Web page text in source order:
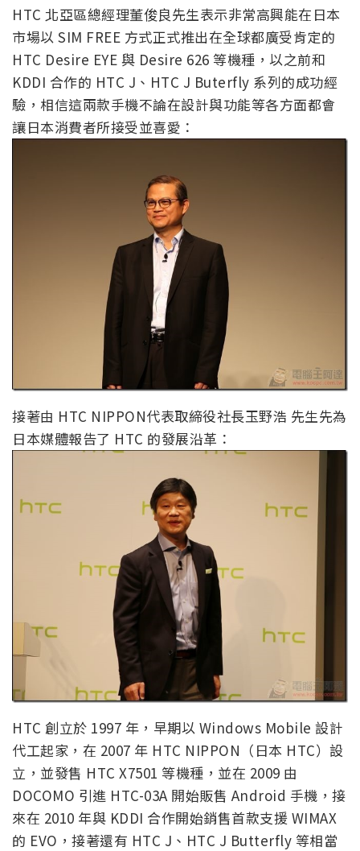
HTC 北亞區總經理董俊良先生表示非常高興能在日本
市場以 SIM FREE 方式正式推出在全球都廣受肯定的
HTC Desire EYE 與 Desire 626 等機種，以之前和
KDDI 合作的 HTC J、HTC J Buterfly 系列的成功經
驗，相信這兩款手機不論在設計與功能等各方面都會
讓日本消費者所接受並喜愛：
接著由 HTC NIPPON代表取締役社長玉野浩 先生先為
日本媒體報告了 HTC 的發展沿革：
HTC 創立於 1997 年，早期以 Windows Mobile 設計
代工起家，在 2007 年 HTC NIPPON（日本 HTC）設
立，並發售 HTC X7501 等機種，並在 2009 由
DOCOMO 引進 HTC-03A 開始販售 Android 手機，接
來在 2010 年與 KDDI 合作開始銷售首款支援 WIMAX
的 EVO，接著還有 HTC J、HTC J Butterfly 等相當